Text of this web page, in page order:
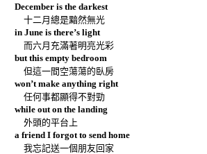
December is the darkest
十二月總是黯然無光
in June is there’s light
而六月充滿著明亮光彩
but this empty bedroom
但這一間空蕩蕩的臥房
won’t make anything right
任何事都顯得不對勁
while out on the landing
外頭的平台上
a friend I forgot to send home
我忘記送一個朋友回家